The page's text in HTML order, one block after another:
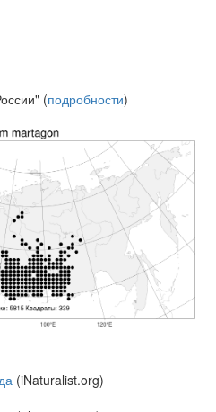
(подробности)
(iNaturalist.org)